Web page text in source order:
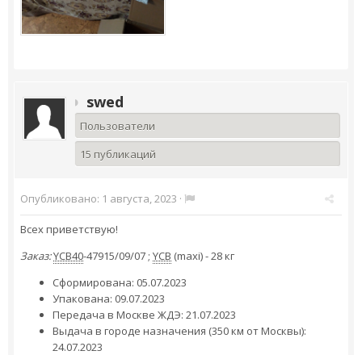
swed
Пользователи
15 публикаций
Опубликовано: 1 августа, 2023 ·
Всех приветствую!
Заказ:YCB40-47915/09/07 ; YCB (maxi) - 28 кг
Сформирована: 05.07.2023
Упакована: 09.07.2023
Передача в Москве ЖДЭ: 21.07.2023
Выдача в городе назначения (350 км от Москвы):
24.07.2023